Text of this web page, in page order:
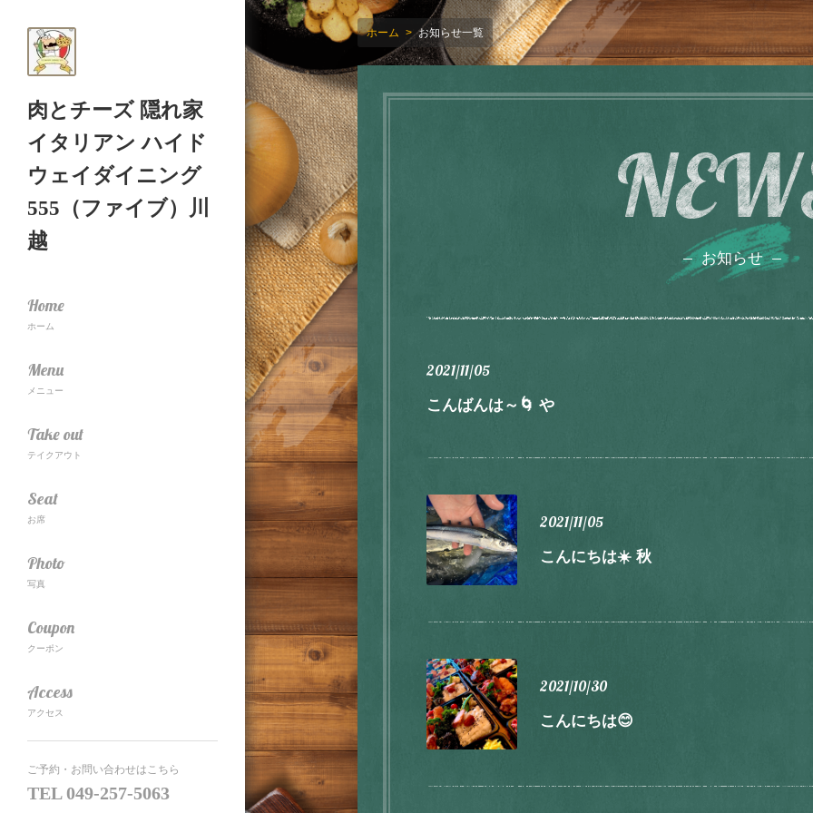
肉とチーズ 隠れ家
イタリアン ハイド
ウェイダイニング
555（ファイブ）川
越
Home
ホーム
Menu
メニュー
Take out
テイクアウト
Seat
お席
Photo
写真
Coupon
クーポン
Access
アクセス
ご予約・お問い合わせはこちら
TEL049-257-5063
ホーム お知らせ一覧
お知らせ
2021/11/05
こんばんは～🌀 や
2021/11/05
こんにちは☀️ 秋
2021/10/30
こんにちは😊